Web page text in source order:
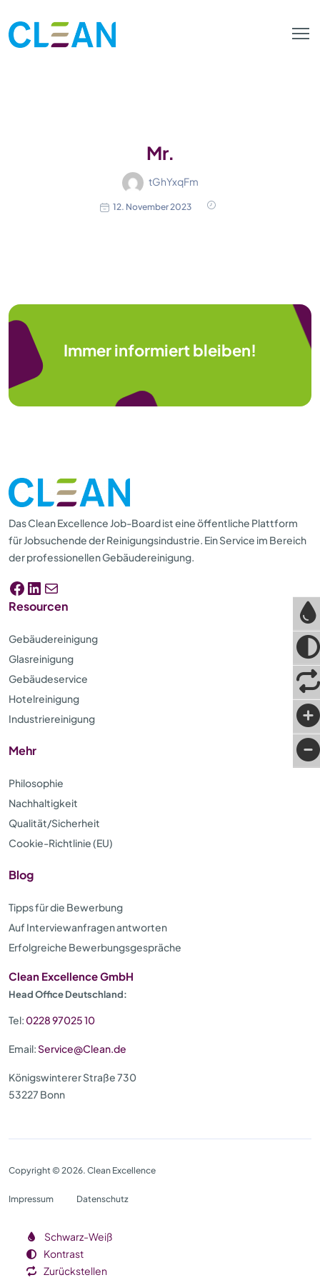
Mr.
tGhYxqFm
12. November 2023
Immer informiert bleiben!
Das Clean Excellence Job-Board ist eine öffentliche Plattform
für Jobsuchende der Reinigungsindustrie. Ein Service im Bereich
der professionellen Gebäudereinigung.
Facebook
LinkedIn
E-Mail
Resourcen
Gebäudereinigung
Glasreinigung
Gebäudeservice
Hotelreinigung
Industriereinigung
Mehr
Philosophie
Nachhaltigkeit
Qualität/Sicherheit
Cookie-Richtlinie (EU)
Blog
Tipps für die Bewerbung
Auf Interviewanfragen antworten
Erfolgreiche Bewerbungsgespräche
Clean Excellence GmbH
Head Office Deutschland:
Tel: 0228 97025 10
Email:Service@Clean.de
Königswinterer Straße 730
53227 Bonn
Copyright © 2026. Clean Excellence
Impressum Datenschutz
Schwarz-Weiß
Kontrast
Zurückstellen